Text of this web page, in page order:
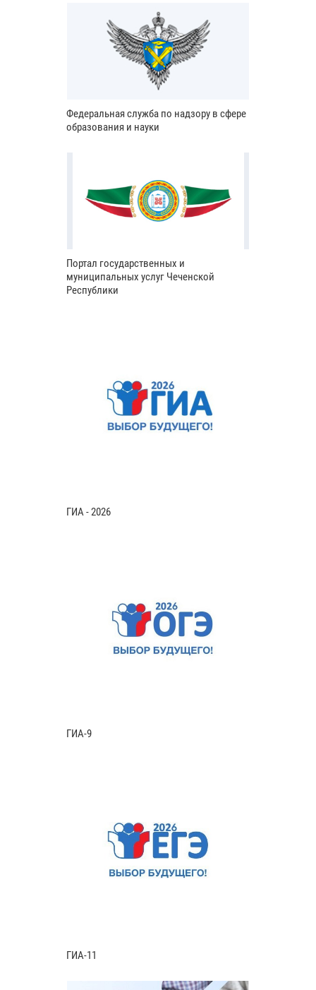
Федеральная служба по надзору в сфере
образования и науки
Портал государственных и
муниципальных услуг Чеченской
Республики
ГИА - 2026
ГИА-9
ГИА-11